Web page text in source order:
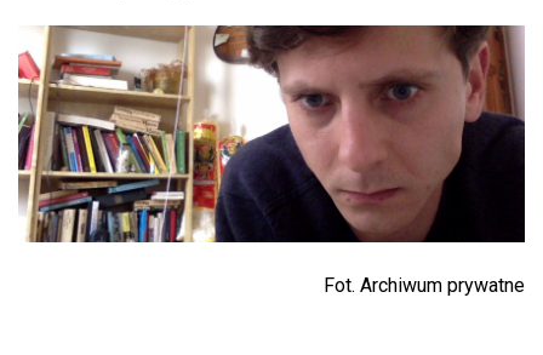
Fot. Archiwum prywatne